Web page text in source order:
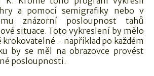
a pomocí semigrafiky nebo v
znázorní posloupnost tahů
situace. Toto vykreslení by mělo
- například po každém
by se měl na obrazovce provést
posloupnosti.